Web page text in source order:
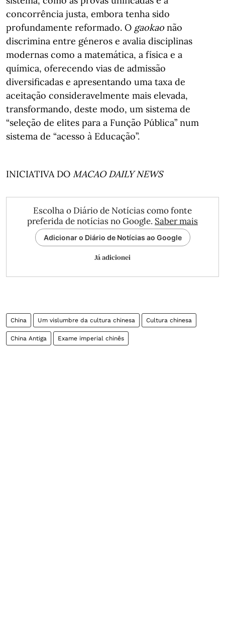
concorrência justa, embora tenha sido
profundamente reformado. O gaokao não
discrimina entre géneros e avalia disciplinas
modernas como a matemática, a física e a
química, oferecendo vias de admissão
diversificadas e apresentando uma taxa de
aceitação consideravelmente mais elevada,
transformando, deste modo, um sistema de
“seleção de elites para a Função Pública” num
sistema de “acesso à Educação”.
INICIATIVA DO MACAO DAILY NEWS
Escolha o Diário de Notícias como fonte
preferida de notícias no Google. Saber mais
Adicionar o Diário de Notícias ao Google
Já adicionei
China Um vislumbre da cultura chinesa Cultura chinesa
China Antiga Exame imperial chinês